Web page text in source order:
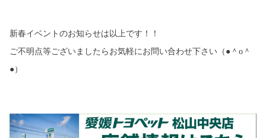
新春イベントのお知らせは以上です！！
ご不明点等ございましたらお気軽にお問い合わせ下さい（ ● ＾ o ＾
●）